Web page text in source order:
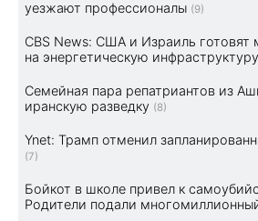
уезжают профессионалы (9)
CBS News: США и Израиль готовят
на энергетическую
Семейная пара репатриантов из
иранскую разведку (8)
Ynet: Трамп отменил
(7)
Бойкот в школе привел к
Родители подали